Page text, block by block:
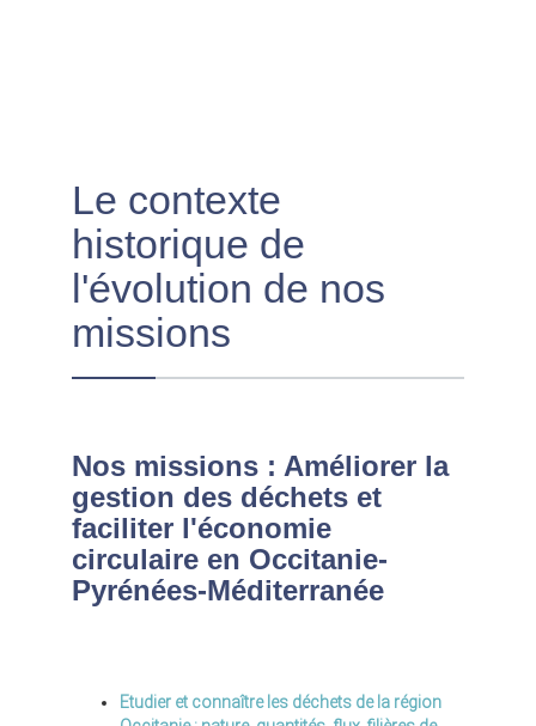
Le contexte
historique de
l'évolution de nos
missions
Nos missions : Améliorer la
gestion des déchets et
faciliter l'économie
circulaire en Occitanie-
Pyrénées-Méditerranée
Etudier et connaître les déchets de la région